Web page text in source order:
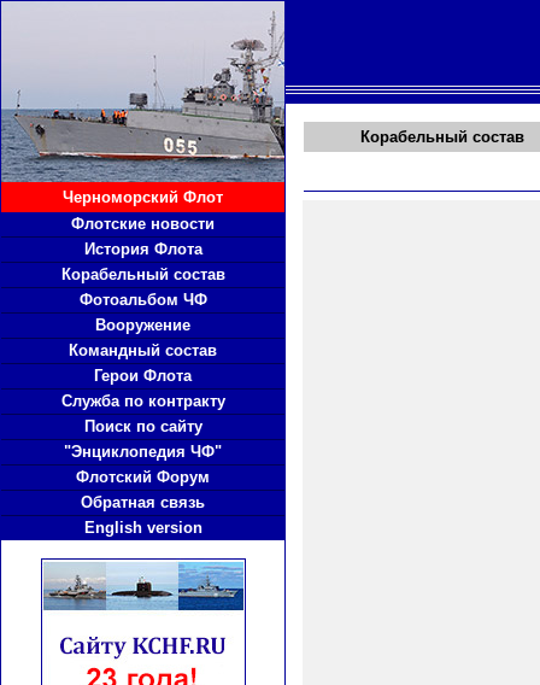
Черноморский Флот
Флотские новости
История Флота
Корабельный состав
Фотоальбом ЧФ
Вооружение
Командный состав
Герои Флота
Служба по контракту
Поиск по сайту
"Энциклопедия ЧФ"
Флотский Форум
Обратная связь
English version
Корабельный состав